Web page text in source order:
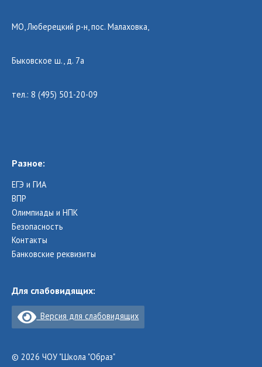
МО, Люберецкий р-н, пос. Малаховка,
Быковское ш., д. 7а
тел.: 8 (495) 501-20-09
Разное:
ЕГЭ и ГИА
ВПР
Олимпиады и НПК
Безопасность
Контакты
Банковские реквизиты
Для слабовидящих:
Версия для слабовидящих
© 2026 ЧОУ "Школа "Образ"